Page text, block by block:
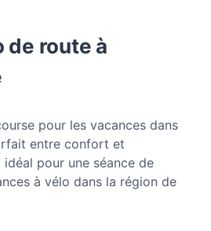
de route à
pour les vacances dans
entre confort et
pour une séance de
à vélo dans la région de